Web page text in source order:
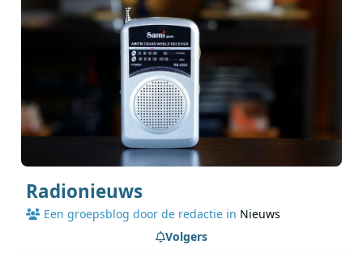
Radionieuws
Een groepsblog door de redactie in Nieuws
Volgers